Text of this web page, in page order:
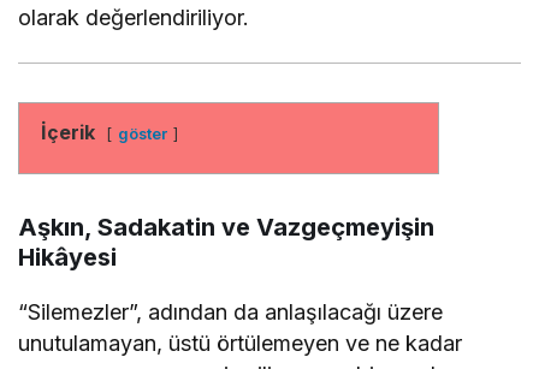
olarak değerlendiriliyor.
İçerik göster
Aşkın, Sadakatin ve Vazgeçmeyişin
Hikâyesi
“Silemezler”, adından da anlaşılacağı üzere
unutulamayan, üstü örtülemeyen ve ne kadar